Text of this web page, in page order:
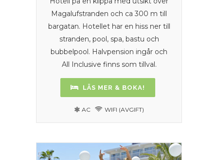
Magalufstranden och ca 300 m till
bargatan. Hotellet har en hiss ner till
stranden, pool, spa, bastu och
bubbelpool. Halvpension ingår och
All Inclusive finns som tillval.
LÄS MER & BOKA!
AC WIFI (AVGIFT)